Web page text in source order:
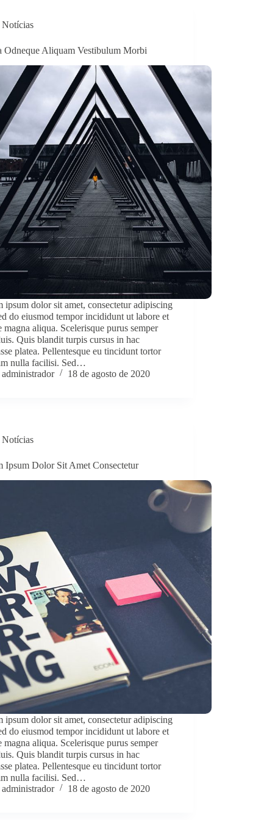
Notícias
Odneque Aliquam Vestibulum Morbi
ipsum dolor sit amet, consectetur adipiscing
do eiusmod tempor incididunt ut labore et
magna aliqua. Scelerisque purus semper
Quis blandit turpis cursus in hac
platea. Pellentesque eu tincidunt tortor
nulla facilisi. Sed…
administrador
18 de agosto de 2020
Notícias
Ipsum Dolor Sit Amet Consectetur
ipsum dolor sit amet, consectetur adipiscing
do eiusmod tempor incididunt ut labore et
magna aliqua. Scelerisque purus semper
Quis blandit turpis cursus in hac
platea. Pellentesque eu tincidunt tortor
nulla facilisi. Sed…
administrador
18 de agosto de 2020